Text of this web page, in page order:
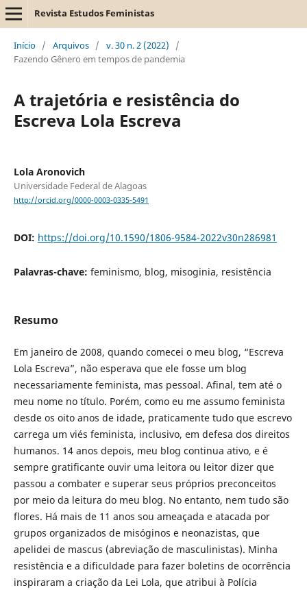
Revista Estudos Feministas
Início / Arquivos / v. 30 n. 2 (2022)
/
Fazendo Gênero em tempos de pandemia
A trajetória e resistência do
Escreva Lola Escreva
Lola Aronovich
Universidade Federal de Alagoas
http://orcid.org/0000-0003-0335-5491
DOI: https://doi.org/10.1590/1806-9584-2022v30n286981
Palavras-chave: feminismo, blog, misoginia, resistência
Resumo
Em janeiro de 2008, quando comecei o meu blog, “Escreva
Lola Escreva”, não esperava que ele fosse um blog
necessariamente feminista, mas pessoal. Afinal, tem até o
meu nome no título. Porém, como eu me assumo feminista
desde os oito anos de idade, praticamente tudo que escrevo
carrega um viés feminista, inclusivo, em defesa dos direitos
humanos. 14 anos depois, meu blog continua ativo, e é
sempre gratificante ouvir uma leitora ou leitor dizer que
passou a combater e superar seus próprios preconceitos
por meio da leitura do meu blog. No entanto, nem tudo são
flores. Há mais de 11 anos sou ameaçada e atacada por
grupos organizados de misóginos e neonazistas, que
apelidei de mascus (abreviação de masculinistas). Minha
resistência e a dificuldade para fazer boletins de ocorrência
inspiraram a criação da Lei Lola, que atribui à Polícia